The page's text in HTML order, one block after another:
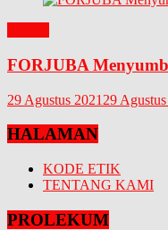
FORJUBA
29 Agustus 2021 29 Agustus
HALAMAN
KODE ETIK
TENTANG KAMI
PROLEKUM